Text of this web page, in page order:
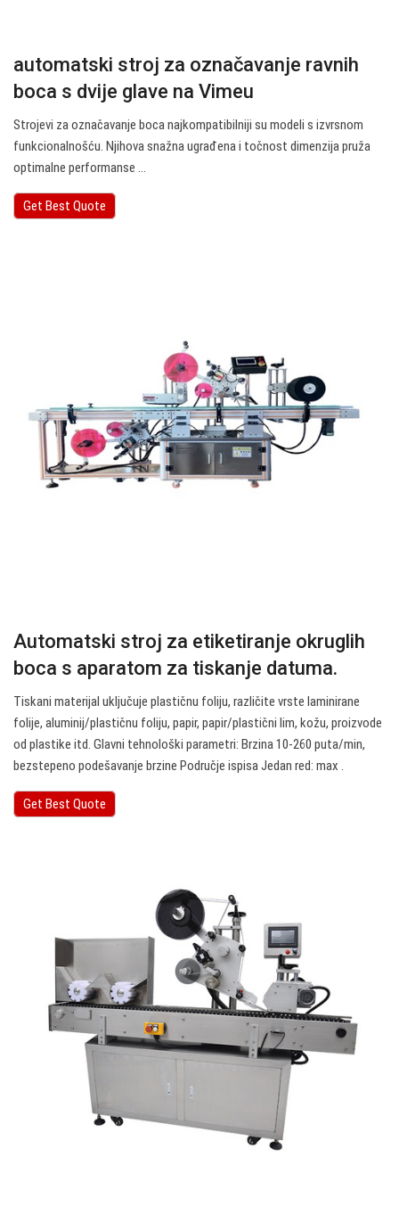
automatski stroj za označavanje ravnih
boca s dvije glave na Vimeu
Strojevi za označavanje boca najkompatibilniji su modeli s izvrsnom
funkcionalnošću. Njihova snažna ugrađena i točnost dimenzija pruža
optimalne performanse ...
Get Best Quote
Automatski stroj za etiketiranje okruglih
boca s aparatom za tiskanje datuma.
Tiskani materijal uključuje plastičnu foliju, različite vrste laminirane
folije, aluminij/plastičnu foliju, papir, papir/plastični lim, kožu, proizvode
od plastike itd. Glavni tehnološki parametri: Brzina 10-260 puta/min,
bezstepeno podešavanje brzine Područje ispisa Jedan red: max .
Get Best Quote